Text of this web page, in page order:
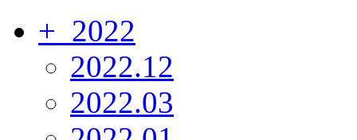
+ 2022
2022.12
2022.03